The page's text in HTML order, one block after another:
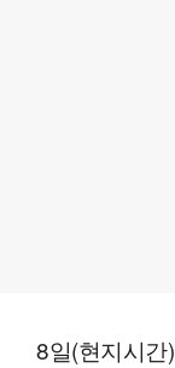
8일(현지시